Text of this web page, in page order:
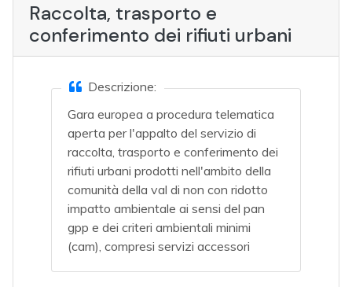
Raccolta, trasporto e
conferimento dei rifiuti urbani
Descrizione:
Gara europea a procedura telematica
aperta per l'appalto del servizio di
raccolta, trasporto e conferimento dei
rifiuti urbani prodotti nell'ambito della
comunità della val di non con ridotto
impatto ambientale ai sensi del pan
gpp e dei criteri ambientali minimi
(cam), compresi servizi accessori